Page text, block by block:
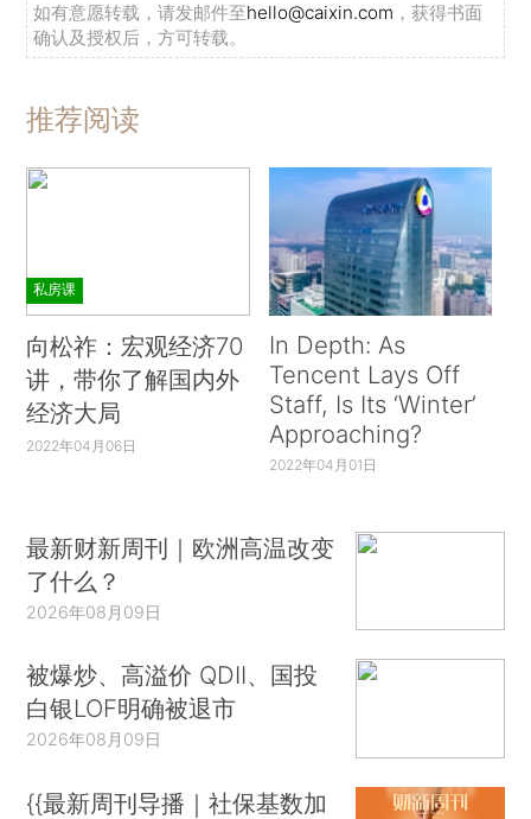
如有意愿转载，请发邮件至hello@caixin.com ，获得书面
确认及授权后，方可转载。
推荐阅读
私房课
向松祚：宏观经济70
讲，带你了解国内外
经济大局
2022年04月06日
In Depth: As
Tencent Lays Off
Staff, Is Its ‘Winter’
Approaching?
2022年04月01日
最新财新周刊｜欧洲高温改变
了什么？
2026年08月09日
被爆炒、高溢价 QDII、国投
白银LOF明确被退市
2026年08月09日
{{最新周刊导播｜社保基数加